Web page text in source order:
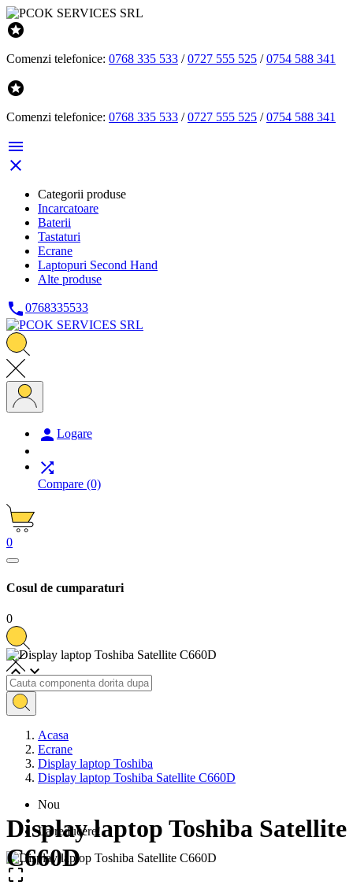

Comenzi telefonice: 0768 335 533 /0727 555 525 /0754 588 341

Comenzi telefonice: 0768 335 533 /0727 555 525 /0754 588 341


Categorii produse
Incarcatoare
Baterii
Tastaturi
Ecrane
Laptopuri Second Hand
Alte produse
0768335533
 Logare

Compare (0)
0
Cosul de cumparaturi
0
Acasa
Ecrane
Display laptop Toshiba
Display laptop Toshiba Satellite C660D
Nou
La reducere!


Display laptop Toshiba Satellite
C660D